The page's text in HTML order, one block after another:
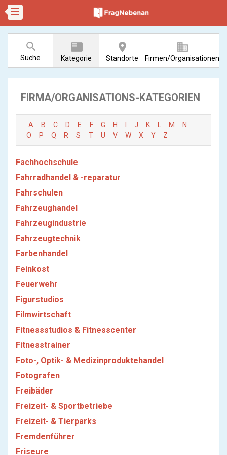
search
Suche
featured_play_list
Kategorie
room
Standorte
business
Firmen/Organisationen
FIRMA/ORGANISATIONS-KATEGORIEN
A B C D E F G H J K M
N
O
P Q R S T U V W X Y Z
Fachhochschule
Fahrradhandel & -reparatur
Fahrschulen
Fahrzeughandel
Fahrzeugindustrie
Fahrzeugtechnik
Farbenhandel
Feinkost
Feuerwehr
Figurstudios
Filmwirtschaft
Fitnessstudios & Fitnesscenter
Fitnesstrainer
Foto-, Optik- & Medizinproduktehandel
Fotografen
Freibäder
Freizeit- & Sportbetriebe
Freizeit- & Tierparks
Fremdenführer
Friseure